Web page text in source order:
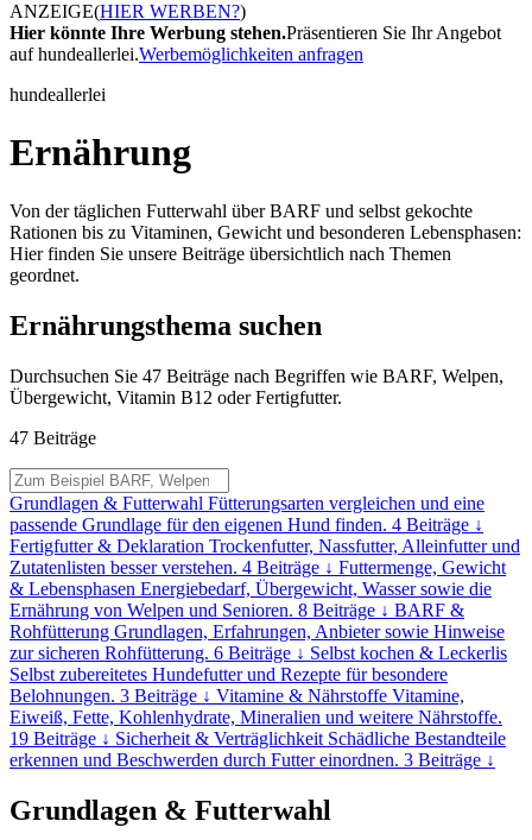
ANZEIGE(HIER WERBEN?)
Hier könnte Ihre Werbung stehen.Präsentieren Sie Ihr Angebot
auf hundeallerlei.Werbemöglichkeiten anfragen
hundeallerlei
Ernährung
Von der täglichen Futterwahl über BARF und selbst gekochte
Rationen bis zu Vitaminen, Gewicht und besonderen Lebensphasen:
Hier finden Sie unsere Beiträge übersichtlich nach Themen
geordnet.
Ernährungsthema suchen
Durchsuchen Sie 47 Beiträge nach Begriffen wie BARF, Welpen,
Übergewicht, Vitamin B12 oder Fertigfutter.
47 Beiträge
Ernährungsbeiträge
durchsuchen
Grundlagen & Futterwahl Fütterungsarten vergleichen und eine
passende Grundlage für den eigenen Hund finden. 4 Beiträge ↓
Fertigfutter & Deklaration Trockenfutter, Nassfutter, Alleinfutter und
Zutatenlisten besser verstehen. 4 Beiträge ↓ Futtermenge, Gewicht
& Lebensphasen Energiebedarf, Übergewicht, Wasser sowie die
Ernährung von Welpen und Senioren. 8 Beiträge ↓ BARF &
Rohfütterung Grundlagen, Erfahrungen, Anbieter sowie Hinweise
zur sicheren Rohfütterung. 6 Beiträge ↓ Selbst kochen & Leckerlis
Selbst zubereitetes Hundefutter und Rezepte für besondere
Belohnungen. 3 Beiträge ↓ Vitamine & Nährstoffe Vitamine,
Eiweiß, Fette, Kohlenhydrate, Mineralien und weitere Nährstoffe.
19 Beiträge ↓ Sicherheit & Verträglichkeit Schädliche Bestandteile
erkennen und Beschwerden durch Futter einordnen. 3 Beiträge ↓
Grundlagen & Futterwahl